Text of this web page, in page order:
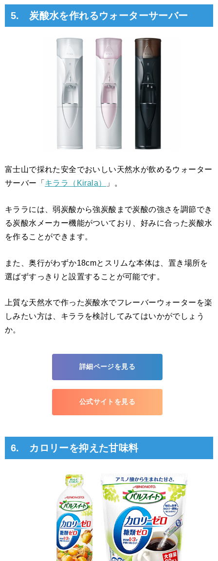
5. 炭酸水を作れるウォーターサーバー
富士山で採れた安全でおいしい天然水が飲めるウォーター
サーバー「 キララ（Kirala） 」。
キララには、弱炭酸から強炭酸まで炭酸の強さを調節でき
る炭酸水メーカー機能がついており、好みに合った炭酸水
を作ることができます。
また、奥行がわずか18cmとスリムな本体は、置き場所を
選ばずすっきりと設置することが可能です。
上質な天然水で作った炭酸水でフレーバーウォーターを楽
しみたい方は、キララを検討してみてはいかがでしょう
か。
詳細ページを見る
公式サイトを見る
6. カロリーを抑えた甘味料